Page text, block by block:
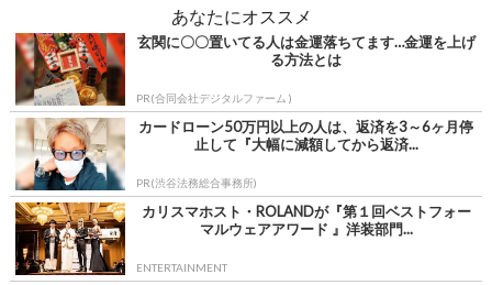
あなたにオススメ
玄関に〇〇置いてる人は金運落ちてます…金運を上げ
る方法とは
PR(合同会社デジタルファーム )
カードローン50万円以上の人は、返済を3～6ヶ月停
止して『大幅に減額してから返済...
PR(渋谷法務総合事務所)
カリスマホスト・ROLANDが『第１回ベストフォー
マルウェアアワード 』洋装部門...
ENTERTAINMENT